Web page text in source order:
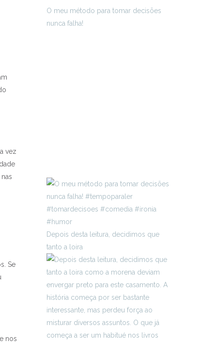
vez
Se
nos
O meu método para tomar decisões
nunca falha!
Depois desta leitura, decidimos que
tanto a loira